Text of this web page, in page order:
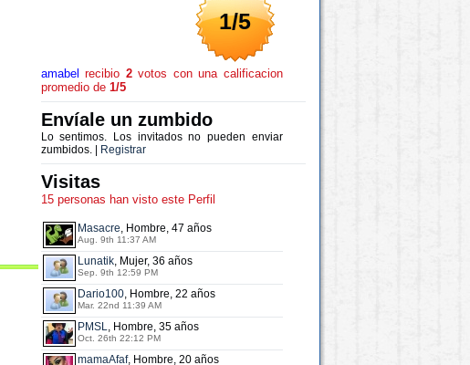
1/5
amabel recibio 2votos con una calificacion
promedio de 1/5
Envíale un zumbido
Lo sentimos. Los invitados no pueden enviar
zumbidos. |
Registrar
Visitas
15 personas han visto este Perfil
Masacre, Hombre, 47 años
Aug. 9th 11:37 AM
Lunatik, Mujer, 36 años
Sep. 9th 12:59 PM
Dario100, Hombre, 22 años
Mar. 22nd 11:39 AM
PMSL, Hombre, 35 años
Oct. 26th 22:12 PM
mamaAfaf, Hombre, 20 años